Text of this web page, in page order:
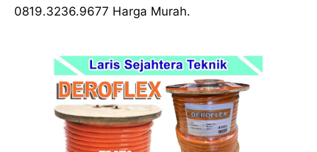
0819.3236.9677 Harga Murah.